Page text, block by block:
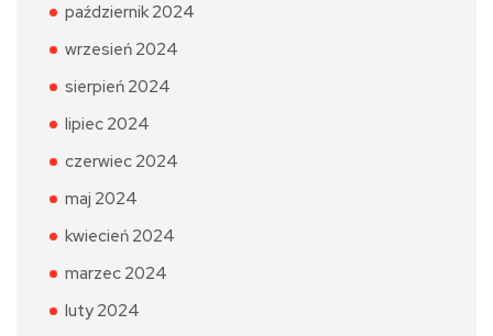
październik 2024
wrzesień 2024
sierpień 2024
lipiec 2024
czerwiec 2024
maj 2024
kwiecień 2024
marzec 2024
luty 2024